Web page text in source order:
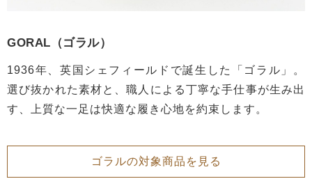
GORAL（ゴラル）
1936年、英国シェフィールドで誕生した「ゴラル」。
選び抜かれた素材と、職人による丁寧な手仕事が生み出
す、上質な一足は快適な履き心地を約束します。
ゴラルの対象商品を見る